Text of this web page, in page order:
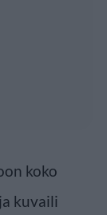
koko
kuvaili